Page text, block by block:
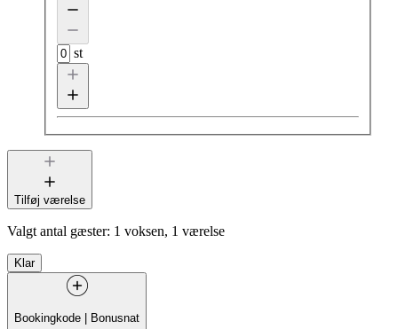
st
Tilføj værelse
Valgt antal gæster: 1 voksen, 1 værelse
Klar
Bookingkode | Bonusnat